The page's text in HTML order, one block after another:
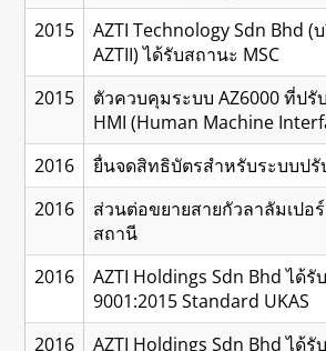
2015
AZTI Technology Sdn Bhd
AZTII) ได้รับสถานะ MSC
2015
ตัวควบคุมระบบ AZ6000 ที่ปรั
HMI (Human Machine
2016
ยื่นจดสิทธิบัตรสำหรับระบบปรั
2016
ส่วนต่อขยายสายกัวลาลัมเปอร์
สถานี
2016
AZTI Holdings Sdn Bhd ได้รั
9001:2015 Standard UKAS
2016
AZTI Holdings Sdn Bhd ได้รั